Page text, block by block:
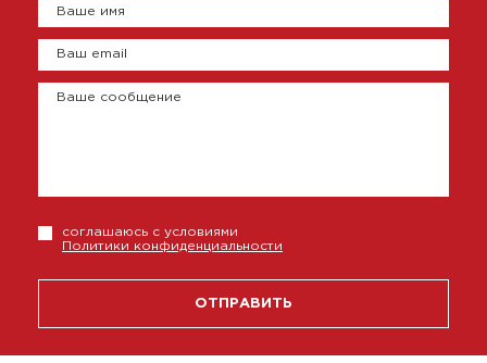
Ваше имя
Ваш email
Ваше сообщение
соглашаюсь с условиями
Политики конфиденциальности
ОТПРАВИТЬ